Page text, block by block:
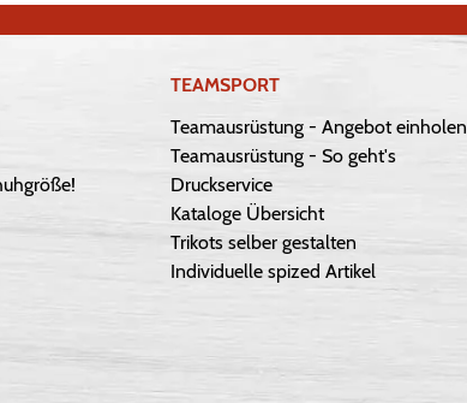
TEAMSPORT
Teamausrüstung - Angebot einholen
Teamausrüstung - So geht's
Druckservice
Kataloge Übersicht
Trikots selber gestalten
Individuelle spized Artikel